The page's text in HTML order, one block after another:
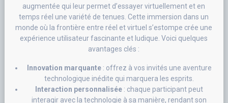
augmentée qui leur permet d’essayer virtuellement et en
temps réel une variété de tenues. Cette immersion dans un
monde où la frontière entre réel et virtuel s’estompe crée une
expérience utilisateur fascinante et ludique. Voici quelques
avantages clés :
Innovation marquante: offrez à vos invités une aventure
technologique inédite qui marquera les esprits.
Interaction personnalisée : chaque participant peut
interagir avec la technologie à sa manière, rendant son